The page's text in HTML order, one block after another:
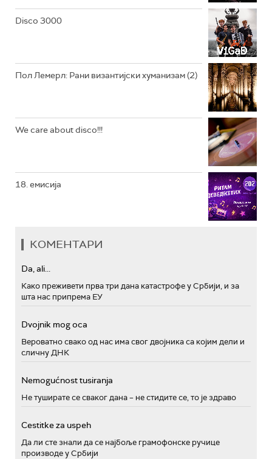
РАДИО ЏЕЗЕР
Disco 3000
Пол Лемерл: Рани византијски хуманизам (2)
We care about disco!!!
18. емисија
КОМЕНТАРИ
Da, ali...
Како преживети прва три дана катастрофе у Србији, и за
шта нас припрема ЕУ
Dvojnik mog oca
Вероватно свако од нас има свог двојника са којим дели и
сличну ДНК
Nemogućnost tusiranja
Не туширате се сваког дана – не стидите се, то је здраво
Cestitke za uspeh
Да ли сте знали да се најбоље грамофонске ручице
производе у Србији